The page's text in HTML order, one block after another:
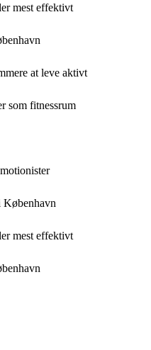
mest effektivt
at leve aktivt
som fitnessrum
København
mest effektivt